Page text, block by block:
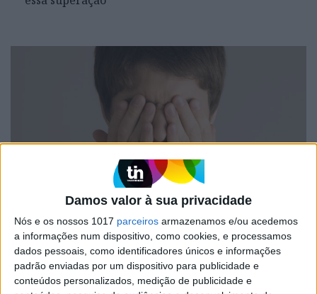
Damos valor à sua privacidade
Nós e os nossos 1017 parceiros armazenamos e/ou acedemos
a informações num dispositivo, como cookies, e processamos
dados pessoais, como identificadores únicos e informações
padrão enviadas por um dispositivo para publicidade e
conteúdos personalizados, medição de publicidade e
SOCIEDADE
Como uma injeção de proteína
devolveu parcialmente a visão a um
homem cego
Um homem de 58 anos, que sofria de retinose